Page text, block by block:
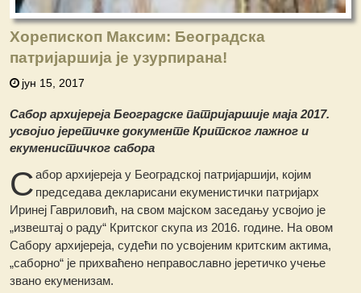
Хорепископ Максим: Београдска
патријаршија је узурпирана!
јун 15, 2017
Сабор архијереја Београдске патријаршије маја 2017.
усвојио јеретичке документе Критског лажног и
екуменистичког сабора
Сабор архијереја у Београдској патријаршији, којим
председава декларисани екуменистички патријарх
Иринеј Гавриловић, на свом мајском заседању усвојио је
„извештај о раду“ Критског скупа из 2016. године. На овом
Сабору архијереја, судећи по усвојеним критским актима,
„саборно“ је прихваћено неправославно јеретичко учење
звано екуменизам.